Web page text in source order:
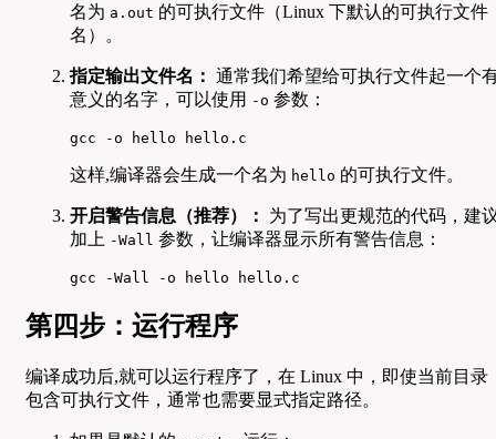
名为 a.out 的可执行文件（Linux 下默认的可执行文件
名）。
指定输出文件名： 通常我们希望给可执行文件起一个
意义的名字，可以使用 -o 参数：
gcc -o hello hello.c
这样,编译器会生成一个名为 hello 的可执行文件。
开启警告信息（推荐）：
为了写出更规范的代码，建
加上 -Wall 参数，让编译器显示所有警告信息：
gcc -Wall -o hello hello.c
第四步：运行程序
编译成功后,就可以运行程序了，在 Linux 中，即使当前目录
包含可执行文件，通常也需要显式指定路径。